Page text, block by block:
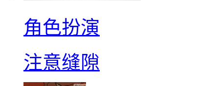
角色扮演
注意缝隙